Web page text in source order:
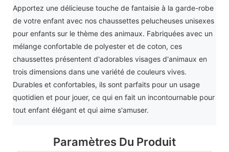
Apportez une délicieuse touche de fantaisie à la garde-robe
de votre enfant avec nos chaussettes pelucheuses unisexes
pour enfants sur le thème des animaux. Fabriquées avec un
mélange confortable de polyester et de coton, ces
chaussettes présentent d'adorables visages d'animaux en
trois dimensions dans une variété de couleurs vives.
Durables et confortables, ils sont parfaits pour un usage
quotidien et pour jouer, ce qui en fait un incontournable pour
tout enfant élégant et qui aime s'amuser.
Paramètres Du Produit